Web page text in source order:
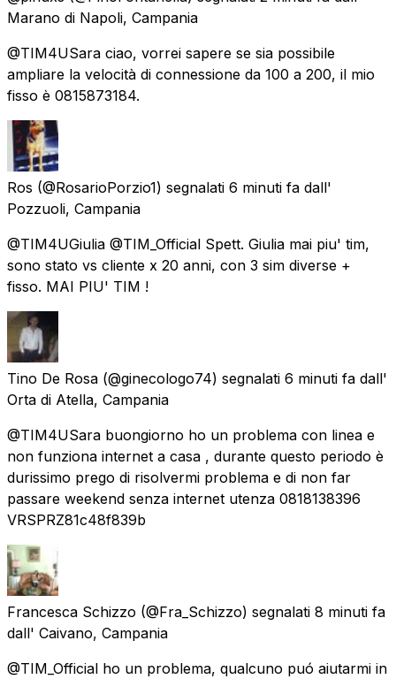
Marano di Napoli, Campania
@TIM4USara ciao, vorrei sapere se sia possibile
ampliare la velocità di connessione da 100 a 200, il mio
fisso è 0815873184.
Ros (@RosarioPorzio1) segnalati 6 minuti fa dall'
Pozzuoli, Campania
@TIM4UGiulia @TIM_Official Spett. Giulia mai piu' tim,
sono stato vs cliente x 20 anni, con 3 sim diverse +
fisso. MAI PIU' TIM !
Tino De Rosa (@ginecologo74) segnalati 6 minuti fa dall'
Orta di Atella, Campania
@TIM4USara buongiorno ho un problema con linea e
non funziona internet a casa , durante questo periodo è
durissimo prego di risolvermi problema e di non far
passare weekend senza internet utenza 0818138396
VRSPRZ81c48f839b
Francesca Schizzo (@Fra_Schizzo) segnalati 8 minuti fa
dall' Caivano, Campania
@TIM_Official ho un problema, qualcuno puó aiutarmi in